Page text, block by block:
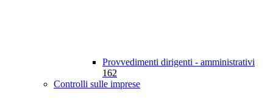
Provvedimenti dirigenti - amministrativi
162
Controlli sulle imprese